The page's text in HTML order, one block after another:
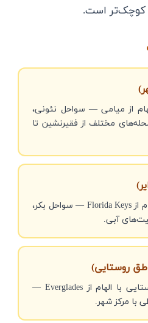
کوچک‌تر است.
از میامی — سواحل نئونی،
مختلف از فقیرنشین تا
منطقه جزیره‌ای با الهام از Florida Keys — سواحل بکر،
آبی.
مناطق باتلاقی و روستایی با الهام از Everglades —
با مرکز شهر.